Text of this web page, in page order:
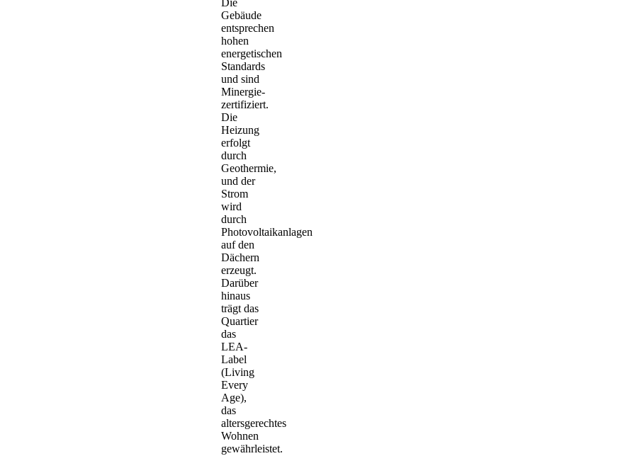
Die
Gebäude
entsprechen
hohen
energetischen
Standards
und sind
Minergie-
zertifiziert.
Die
Heizung
erfolgt
durch
Geothermie,
und der
Strom
wird
durch
Photovoltaikanlagen
auf den
Dächern
erzeugt.
Darüber
hinaus
trägt das
Quartier
das
LEA-
Label
(Living
Every
Age),
das
altersgerechtes
Wohnen
gewährleistet.